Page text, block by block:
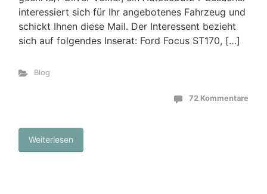
interessiert sich für Ihr angebotenes Fahrzeug und
schickt Ihnen diese Mail. Der Interessent bezieht
sich auf folgendes Inserat: Ford Focus ST170, […]
Blog
72 Kommentare
Weiterlesen